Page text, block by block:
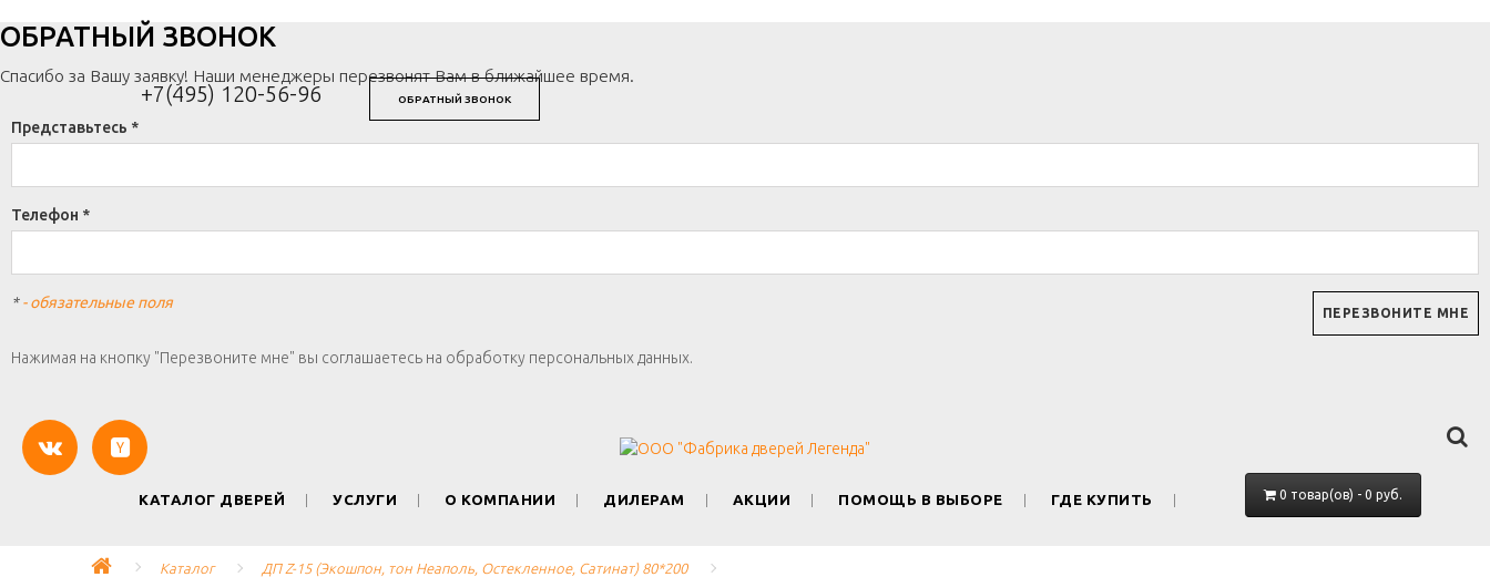
+7(495) 120-56-96 ОБРАТНЫЙ ЗВОНОК
ОБРАТНЫЙ ЗВОНОК
Спасибо за Вашу заявку! Наши менеджеры перезвонят Вам в ближайшее время.
Представьтесь *
Телефон *
*- обязательные поля
Нажимая на кнопку "Перезвоните мне" вы соглашаетесь на обработку персональных данных.
КАТАЛОГ ДВЕРЕЙ УСЛУГИ О КОМПАНИИ ДИЛЕРАМ АКЦИИ ПОМОЩЬ В ВЫБОРЕ ГДЕ КУПИТЬ 0 товар(ов) - 0 руб.
Каталог ДП Z-15 (Экошпон, тон Неаполь, Остекленное, Сатинат) 80*200